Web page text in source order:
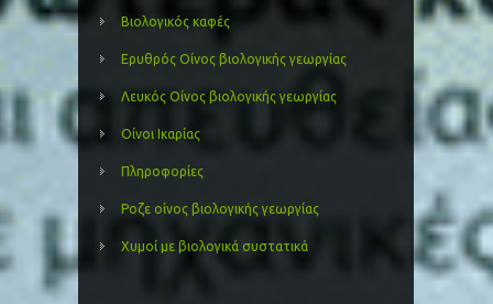
Βιολογικός καφές
Ερυθρός Οίνος βιολογικής γεωργίας
Λευκός Οίνος βιολογικής γεωργίας
Οίνοι Ικαρίας
Πληροφορίες
Ροζε οίνος βιολογικής γεωργίας
Χυμοί με βιολογικά συστατικά